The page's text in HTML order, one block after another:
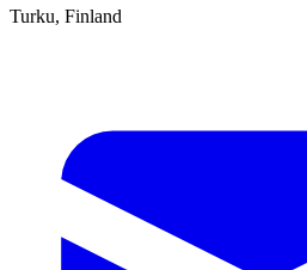
Turku, Finland